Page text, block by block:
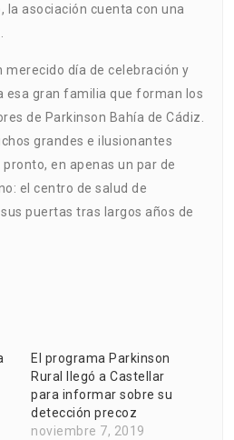
la asociación cuenta con una
merecido día de celebración y
esa gran familia que forman los
de Parkinson Bahía de Cádiz.
grandes e ilusionantes
en apenas un par de
el centro de salud de
puertas tras largos años de
El programa Parkinson
Rural llegó a Castellar
para informar sobre su
detección precoz
noviembre 7, 2019